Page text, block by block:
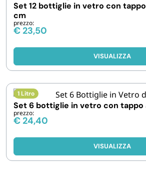
FORNITURE SETTORE HO.RE.CA
Set 12 bottiglie in vetro con
cm
prezzo:
€ 23,50
VISUALIZZA
1 Litro
Set 6 bottiglie in vetro con tappo
prezzo:
€ 24,40
VISUALIZZA